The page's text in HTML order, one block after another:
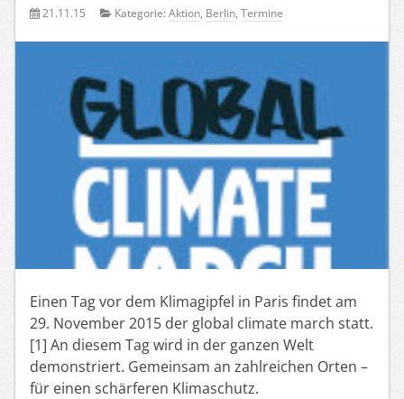
21.11.15 Kategorie: Aktion, Berlin, Termine
Einen Tag vor dem Klimagipfel in Paris findet am
29. November 2015 der global climate march statt.
[1] An diesem Tag wird in der ganzen Welt
demonstriert. Gemeinsam an zahlreichen Orten –
für einen schärferen Klimaschutz.